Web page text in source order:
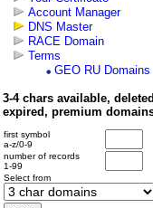
Account Manager
DNS Master
RACE Domain
Terms
GEO RU Domains
3-4 chars available, deleted
expired, premium
first symbol
a-z/0-9
number of records
1-99
Select from